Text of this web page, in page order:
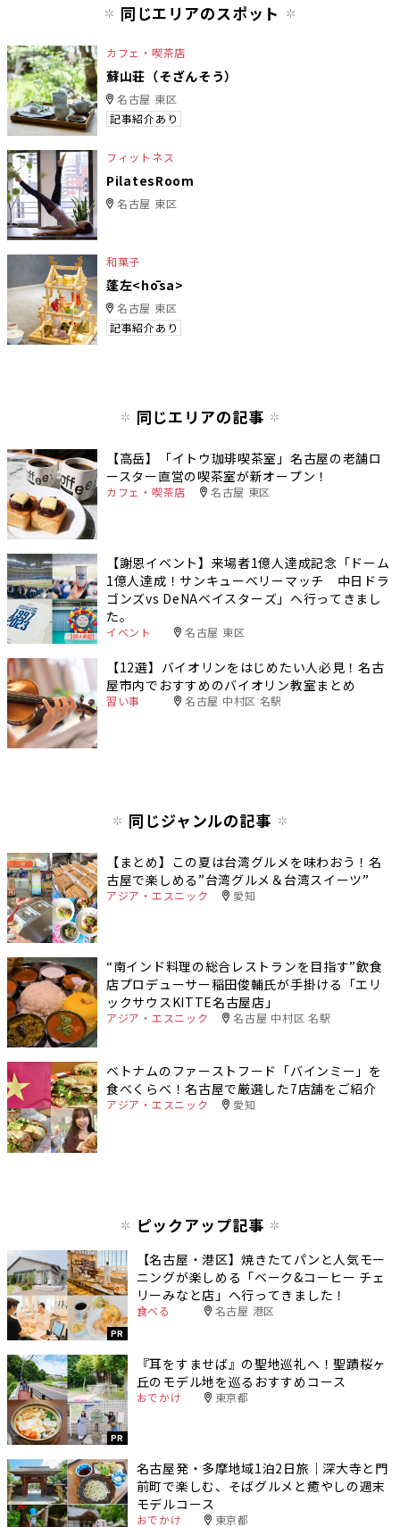
同じエリアのスポット
カフェ・喫茶店
蘇山荘（そざんそう）
名古屋 東区
記事紹介あり
フィットネス
PilatesRoom
名古屋 東区
和菓子
蓬左<hōsa>
名古屋 東区
記事紹介あり
同じエリアの記事
【高岳】「イトウ珈琲喫茶室」名古屋の老舗ロ
ースター直営の喫茶室が新オープン！
カフェ・喫茶店 名古屋 東区
【謝恩イベント】来場者1億人達成記念「ドーム
1億人達成！サンキューベリーマッチ 中日ドラ
ゴンズvs DeNAベイスターズ」へ行ってきまし
た。
イベント 名古屋 東区
【12選】バイオリンをはじめたい人必見！名古
屋市内でおすすめのバイオリン教室まとめ
習い事 名古屋 中村区 名駅
同じジャンルの記事
【まとめ】この夏は台湾グルメを味わおう！名
古屋で楽しめる”台湾グルメ＆台湾​スイーツ”
アジア・エスニック 愛知
“南インド料理の総合レストランを目指す”飲食
店プロデューサー稲田俊輔氏が手掛ける「エリ
ックサウスKITTE名古屋店」
アジア・エスニック 名古屋 中村区 名駅
ベトナムのファーストフード「バインミー」を
食べくらべ！名古屋で厳選した7店舗をご紹介
アジア・エスニック 愛知
ピックアップ記事
PR
【名古屋・港区】焼きたてパンと人気モー
ニングが楽しめる「ベーク&コーヒー チェ
リーみなと店」へ行ってきました！
食べる 名古屋 港区
PR
『耳をすませば』の聖地巡礼へ！聖蹟桜ヶ
丘のモデル地を巡るおすすめコース
おでかけ 東京都
名古屋発・多摩地域1泊2日旅｜深大寺と門
前町で楽しむ、そばグルメと癒やしの週末
モデルコース
おでかけ 東京都